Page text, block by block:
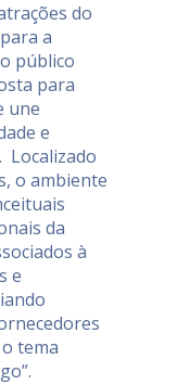
do
a
público
para
une
e
Localizado
o ambiente
da
à
e
tema